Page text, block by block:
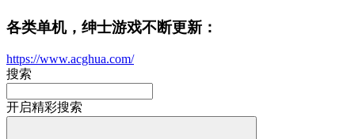
各类单机，绅士游戏不断更新：
https://www.acghua.com/
搜索
开启精彩搜索